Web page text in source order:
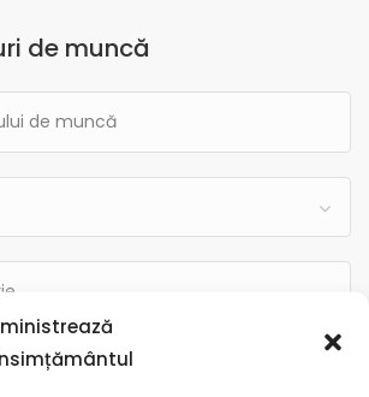
de muncă
de muncă